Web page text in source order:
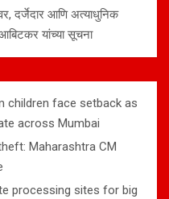
दर्जेदार आणि अत्याधुनिक
यांच्या सूचना
children face setback as
across Mumbai
Maharashtra CM
processing sites for big